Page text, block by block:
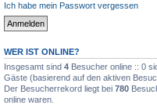
Ich habe mein Passwort vergessen
WER IST ONLINE?
Insgesamt sind 4 Besucher online :: 0
Gäste (basierend auf den aktiven
Der Besucherrekord liegt bei 780
online waren.